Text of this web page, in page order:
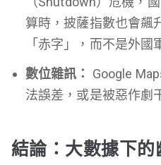
算時，披薩指數也會飆
「赤字」，而不是外國
數位雜訊：
Google
法誤差，或是被惡作劇
結論：大數據下